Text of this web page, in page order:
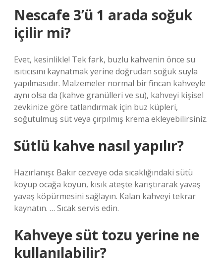
Nescafe 3’ü 1 arada soğuk
içilir mi?
Evet, kesinlikle! Tek fark, buzlu kahvenin önce su
ısıtıcısını kaynatmak yerine doğrudan soğuk suyla
yapılmasıdır. Malzemeler normal bir fincan kahveyle
aynı olsa da (kahve granülleri ve su), kahveyi kişisel
zevkinize göre tatlandırmak için buz küpleri,
soğutulmuş süt veya çırpılmış krema ekleyebilirsiniz.
Sütlü kahve nasıl yapılır?
Hazırlanışı: Bakır cezveye oda sıcaklığındaki sütü
koyup ocağa koyun, kısık ateşte karıştırarak yavaş
yavaş köpürmesini sağlayın. Kalan kahveyi tekrar
kaynatın. … Sıcak servis edin.
Kahveye süt tozu yerine ne
kullanılabilir?